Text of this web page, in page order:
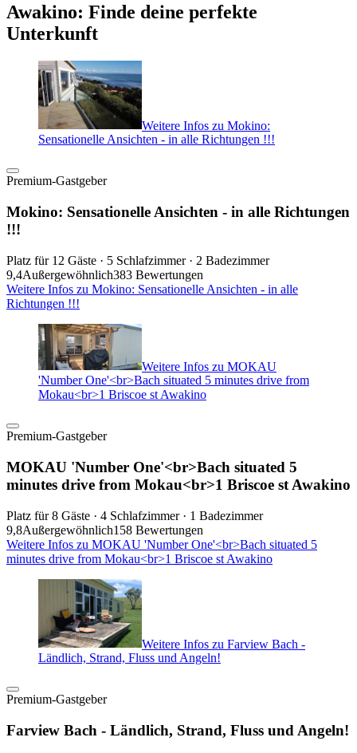
Awakino: Finde deine perfekte
Unterkunft
Weitere Infos zu Mokino:
Sensationelle Ansichten - in alle Richtungen !!!
Premium-Gastgeber
Mokino: Sensationelle Ansichten - in alle Richtungen
!!!
Platz für 12 Gäste · 5 Schlafzimmer · 2 Badezimmer
9,4Außergewöhnlich383 Bewertungen
Weitere Infos zu Mokino: Sensationelle Ansichten - in alle
Richtungen !!!
Weitere Infos zu MOKAU
'Number One'<br>Bach situated 5 minutes drive from
Mokau<br>1 Briscoe st Awakino
Premium-Gastgeber
MOKAU 'Number One'<br>Bach situated 5
minutes drive from Mokau<br>1 Briscoe st Awakino
Platz für 8 Gäste · 4 Schlafzimmer · 1 Badezimmer
9,8Außergewöhnlich158 Bewertungen
Weitere Infos zu MOKAU 'Number One'<br>Bach situated 5
minutes drive from Mokau<br>1 Briscoe st Awakino
Weitere Infos zu Farview Bach -
Ländlich, Strand, Fluss und Angeln!
Premium-Gastgeber
Farview Bach - Ländlich, Strand, Fluss und Angeln!